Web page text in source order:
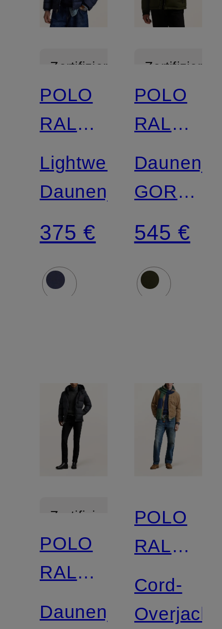
Zertifiziert
POLO
RALPH
LAUREN
Lightweight-
Daunenjacke
375 €
Zertifiziert
POLO
RALPH
LAUREN
GORHAM
mit
Kapuze
545 €
Zertifiziert
POLO
RALPH
LAUREN
Daunenjacke
POLO
RALPH
LAUREN
Cord-